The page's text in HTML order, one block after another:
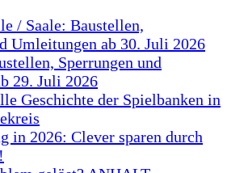
/ Saale: Baustellen,
Umleitungen ab 30. Juli 2026
Sperrungen und
29. Juli 2026
Geschichte der Spielbanken in
in 2026: Clever sparen durch